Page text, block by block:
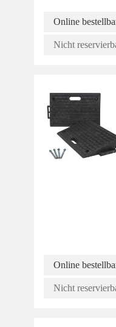
Online
Nicht
Online
Nicht